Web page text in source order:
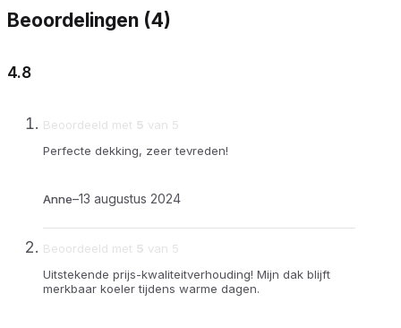
Beoordelingen (4)
4.8
Beoordeeld met 5 van 5
Anne–13 augustus 2024
Perfecte dekking, zeer tevreden!
Beoordeeld met 5 van 5
Uitstekende prijs-kwaliteitverhouding! Mijn dak blijft
merkbaar koeler tijdens warme dagen.